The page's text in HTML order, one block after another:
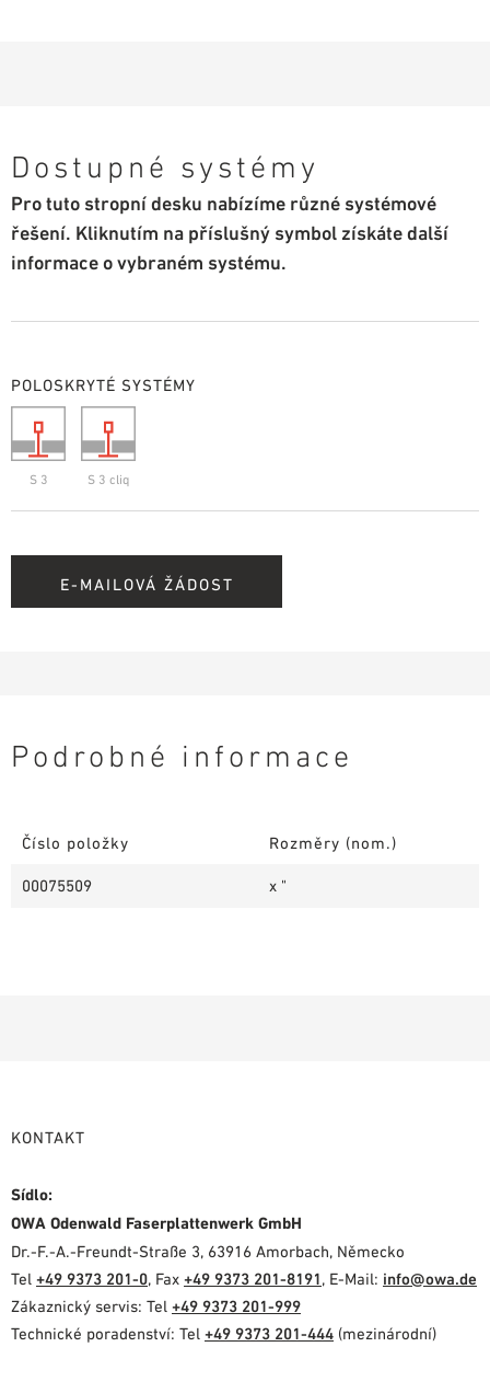
Dostupné systémy
Pro tuto stropní desku nabízíme různé systémové
řešení. Kliknutím na příslušný symbol získáte další
informace o vybraném systému.
POLOSKRYTÉ SYSTÉMY
S 3 S 3 cliq
E-MAILOVÁ ŽÁDOST
Podrobné informace
Číslo položky Rozměry (nom.)
00075509 x "
KONTAKT
Sídlo:
OWA Odenwald Faserplattenwerk GmbH
Dr.-F.-A.-Freundt-Straße 3, 63916 Amorbach, Německo
Tel +49 9373 201-0, Fax +49 9373 201-8191, E-Mail: info@owa.de
Zákaznický servis: Tel +49 9373 201-999
Technické poradenství: Tel +49 9373 201-444 (mezinárodní)